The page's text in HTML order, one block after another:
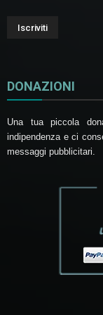
DONAZIONI
Una tua piccola
indipendenza e ci
messaggi pubblicitari.